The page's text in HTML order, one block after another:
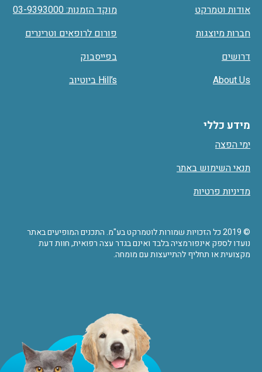
אודות וטמרקט
חברות מיוצגות
דרושים
About Us
מידע כללי
ימי הפצה
תנאי השימוש באתר
מדיניות פרטיות
מוקד הזמנות: 03-9393000
פורום לרופאים וטרינרים
בפייסבוק
Hill’s ביוטיוב
© 2019 כל הזכויות שמורות לוטמרקט בע"מ. התכנים המופיעים באתר
נועדו לספק אינפורמציה בלבד ואינם בגדר עצה רפואית, חוות דעת
מקצועית או תחליף להתייעצות עם מומחה.